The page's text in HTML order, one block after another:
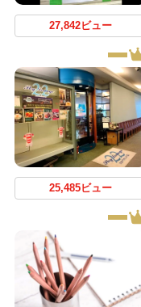
27,842ビュー
25,485ビュー